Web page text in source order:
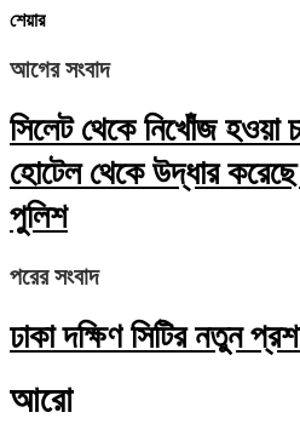
শেয়ার
আগের সংবাদ
সিলেট থেকে নিখোঁজ হওয়া
হোটেল থেকে উদ্ধার করেছে
পুলিশ
পরের সংবাদ
ঢাকা দক্ষিণ সিটির নতুন
আরো